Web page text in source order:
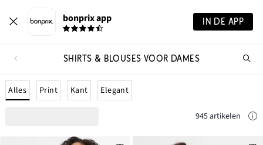
bonprix app IN DE APP
SHIRTS & BLOUSES VOOR DAMES
Alles Print Kant Elegant
945 artikelen